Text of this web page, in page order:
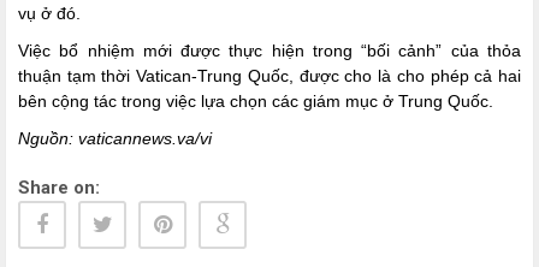
vụ ở đó.
Việc bổ nhiệm mới được thực hiện trong “bối cảnh” của thỏa
thuận tạm thời Vatican-Trung Quốc, được cho là cho phép cả hai
bên cộng tác trong việc lựa chọn các giám mục ở Trung Quốc.
Nguồn: vaticannews.va/vi
Share on: